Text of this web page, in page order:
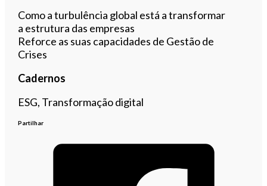
Como a turbulência global está a transformar
a estrutura das empresas
Reforce as suas capacidades de Gestão de
Crises
Cadernos
ESG, Transformação digital
Partilhar